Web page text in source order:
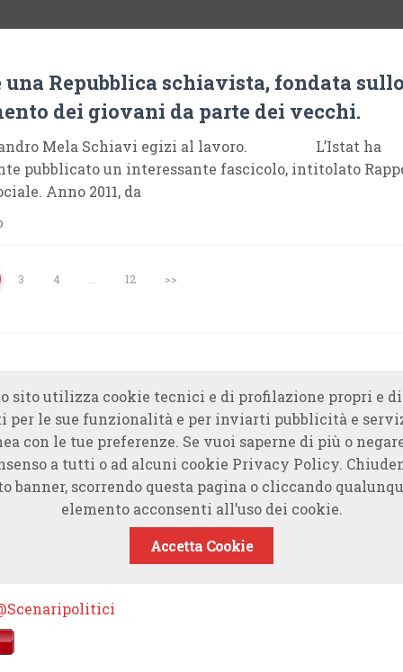
una Repubblica schiavista, fondata
dei giovani da parte dei vecchi.
Mela Schiavi egizi al lavoro. L’Istat ha
pubblicato un interessante fascicolo, intitolato
Anno 2011, da
3 4 12 >>
sito utilizza cookie tecnici e di profilazione propri e
per le sue funzionalità e per inviarti pubblicità e
con le tue preferenze. Se vuoi saperne di più o
a tutti o ad alcuni cookie Privacy Policy.
banner, scorrendo questa pagina o cliccando
elemento acconsenti all’uso dei cookie.
Accetta Cookie